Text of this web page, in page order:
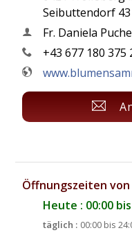
Seibuttendorf 43
Fr. Daniela
+43 677 180 375
Öffnungszeiten
Heute : 00:00
täglich : 00:00 bis